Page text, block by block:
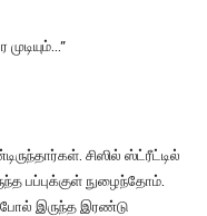
சிஸில் ஸ்ட்ரீட்டில்
பப்புக்குள் நுழைந்தோம்.
இருந்த இரண்டு